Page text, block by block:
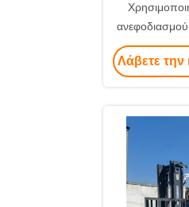
ανεφοδιασμού
φορτηγά
κινητήρα
Λάβετε την